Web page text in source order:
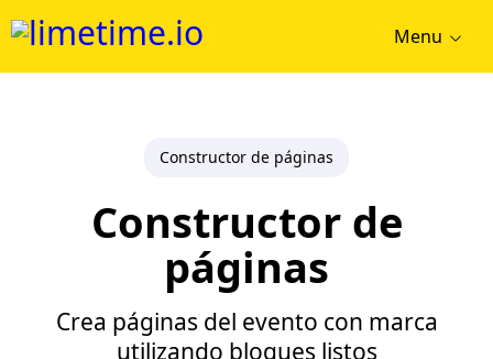
Menu
Constructor de páginas
Constructor de
páginas
Crea páginas del evento con marca
utilizando bloques listos